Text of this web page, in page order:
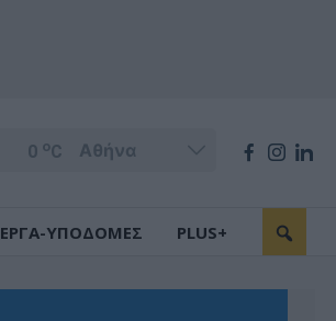
0 oC
ΕΡΓΑ-ΥΠΟΔΟΜΕΣ PLUS+